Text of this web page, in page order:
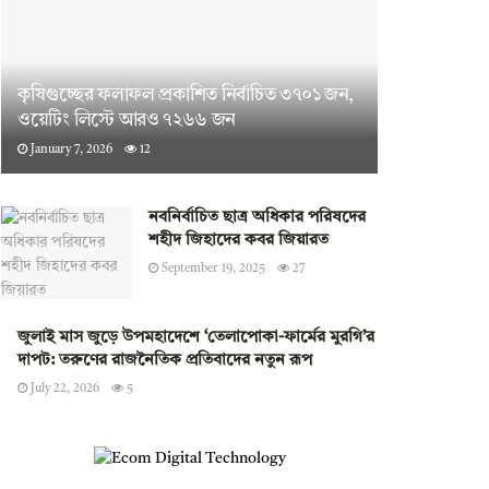
কৃষিগুচ্ছের ফলাফল প্রকাশিত নির্বাচিত ৩৭০১ জন,
ওয়েটিং লিস্টে আরও ৭২৬৬ জন
January 7, 2026 12
নবনির্বাচিত ছাত্র অধিকার পরিষদের
শহীদ জিহাদের কবর জিয়ারত
September 19, 2025 27
জুলাই মাস জুড়ে উপমহাদেশে ‘তেলাপোকা-ফার্মের মুরগি’র
দাপট: তরুণের রাজনৈতিক প্রতিবাদের নতুন রূপ
July 22, 2026 5